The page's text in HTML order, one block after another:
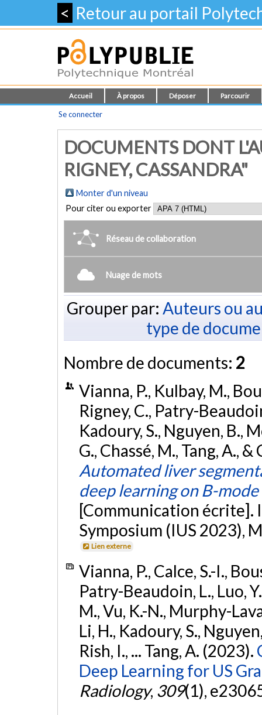
< Retour au portail
Accueil À propos Déposer Parcourir
Se connecter
DOCUMENTS DONT
RIGNEY, CASSANDRA"
Monter d'un niveau
Pour citer ou exporter
Réseau de collaboration
Nuage de mots
Grouper par: Auteurs ou
type de
Nombre de documents: 2
Vianna, P., Kulbay, M.,
Rigney, C., Patry-
Kadoury, S., Nguyen, B.,
G., Chassé, M., Tang, A.,
Automated liver
deep learning on B-
[Communication écrite].
Symposium (IUS 2023),
Lien externe
Vianna, P., Calce, S.-I.,
Patry-Beaudoin, L., Luo,
M., Vu, K.-N., Murphy-
Li, H., Kadoury, S.,
Rish, I., ... Tang, A. (2023).
Deep Learning for US
Radiology, 309(1),